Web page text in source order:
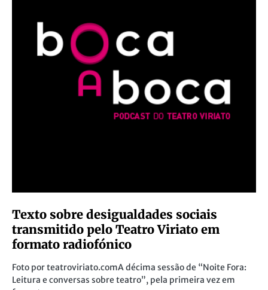
Texto sobre desigualdades sociais
transmitido pelo Teatro Viriato em
formato radiofónico
Foto por teatroviriato.comA décima sessão de “Noite Fora:
Leitura e conversas sobre teatro”, pela primeira vez em